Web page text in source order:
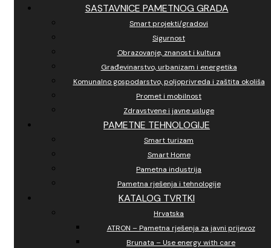
SASTAVNICE PAMETNOG GRADA
Smart projekti/gradovi
Sigurnost
Obrazovanje, znanost i kultura
Građevinarstvo, urbanizam i energetika
Komunalno gospodarstvo, poljoprivreda i zaštita okoliša
Promet i mobilnost
Zdravstvene i javne usluge
PAMETNE TEHNOLOGIJE
Smart turizam
Smart Home
Pametna industrija
Pametna rješenja i tehnologije
KATALOG TVRTKI
Hrvatska
ATRON – Pametna rješenja za javni prijevoz
Brunata – Use energy with care